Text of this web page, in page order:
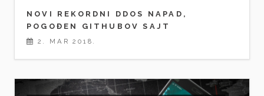
NOVI REKORDNI DDOS NAPAD,
POGOĐEN GITHUBOV SAJT
2. MAR 2018.